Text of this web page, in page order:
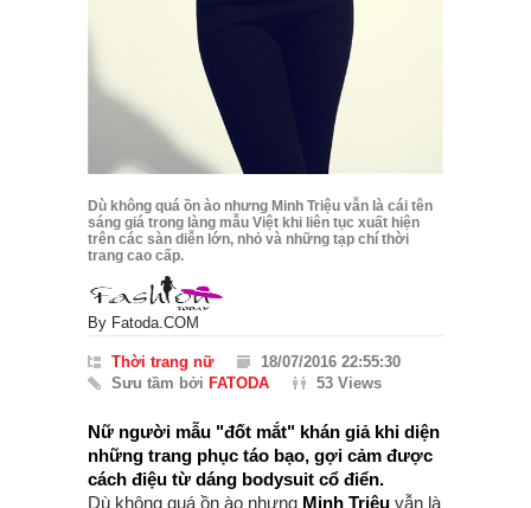
Dù không quá ồn ào nhưng Minh Triệu vẫn là cái tên
sáng giá trong làng mẫu Việt khi liên tục xuất hiện
trên các sàn diễn lớn, nhỏ và những tạp chí thời
trang cao cấp.
By Fatoda.COM
Thời trang nữ
18/07/2016 22:55:30
Sưu tầm bởi FATODA 53 Views
Nữ người mẫu "đốt mắt" khán giả khi diện
những trang phục táo bạo, gợi cảm được
cách điệu từ dáng bodysuit cổ điển.
Dù không quá ồn ào nhưng Minh Triệu vẫn là